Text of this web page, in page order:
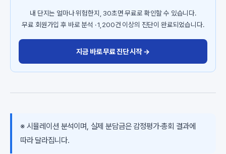
내 단지는 얼마나 위험한지, 30초면 무료로 확인할 수 있습니다.
무료 회원가입 후 바로 분석 · 1,200건 이상의 진단이 완료되었습니다.
지금 바로 무료 진단 시작 →
※ 시뮬레이션 분석이며, 실제 분담금은 감정평가·총회 결과에
따라 달라집니다.